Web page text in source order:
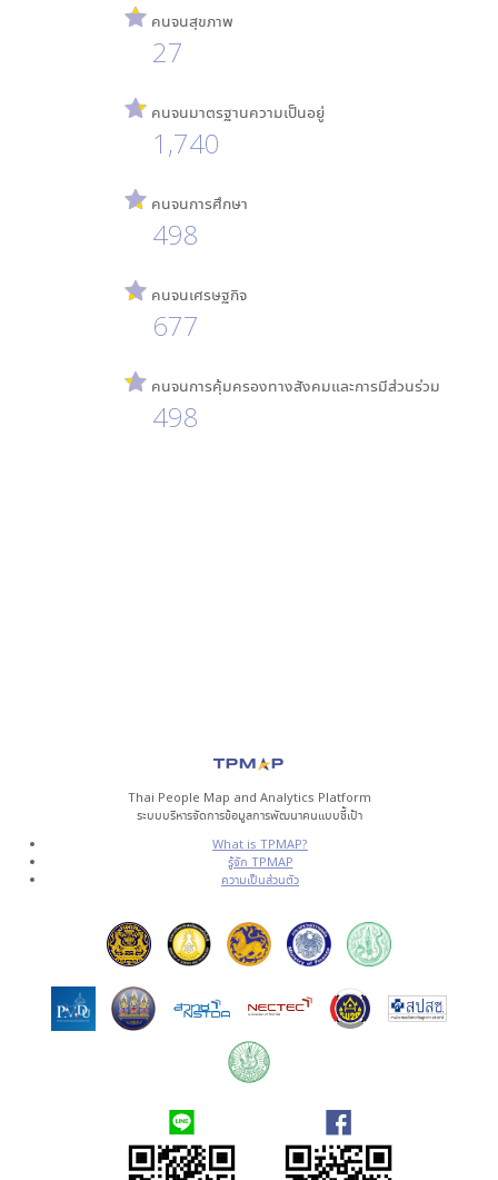
คนจนสุขภาพ
27
คนจนมาตรฐานความเป็นอยู่
1,740
คนจนการศึกษา
498
คนจนเศรษฐกิจ
677
คนจนการคุ้มครองทางสังคมและการมีส่วนร่วม
498
Thai People Map and Analytics Platform
ระบบบริหารจัดการข้อมูลการพัฒนาคนแบบชี้เป้า
What is TPMAP?
รู้จัก TPMAP
ความเป็นส่วนตัว